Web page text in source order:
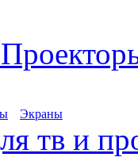
Экраны
тв и